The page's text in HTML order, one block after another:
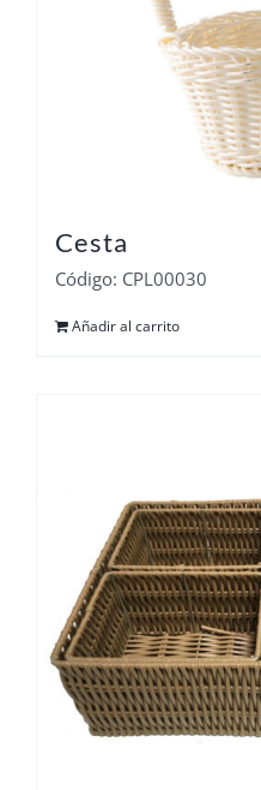
Cesta
Código: CPL00030
Añadir al carrito